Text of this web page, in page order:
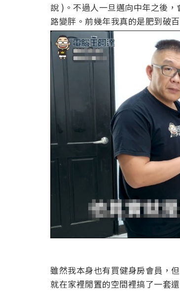
說 )。不過人一旦邁向中年之後
路變胖。前幾年我真的是肥到破
雖然我本身也有買健身房會員，
就在家裡閒置的空間裡搞了一套